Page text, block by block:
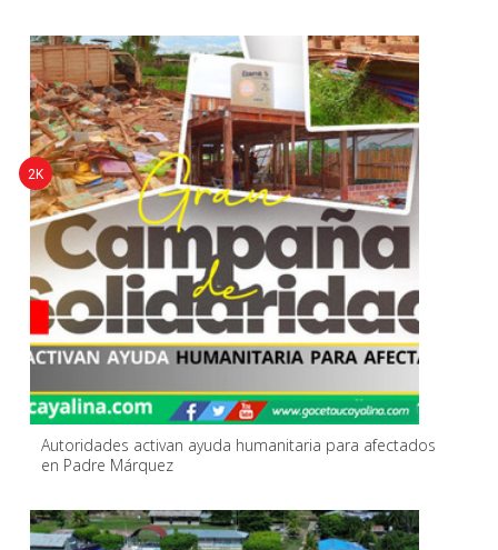
Autoridades activan ayuda humanitaria para afectados
en Padre Márquez
2K